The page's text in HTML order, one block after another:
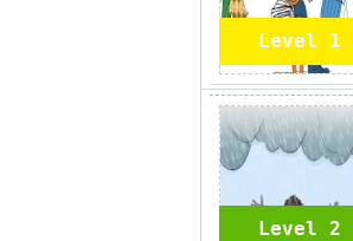
Level 1
Level 2